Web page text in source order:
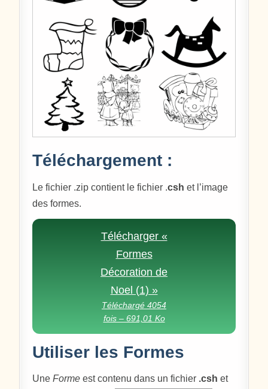
Téléchargement :
Le fichier .zip contient le fichier .csh et l’image
des formes.
Télécharger «
Formes
Décoration de
Noel (1) »
Téléchargé 4054
fois – 691,01 Ko
Utiliser les Formes
UneForme est contenu dans un fichier .csh et